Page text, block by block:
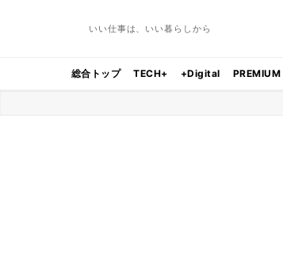
いい仕事は、いい暮らしから
総合トップ TECH+ +Digital PREMIUM